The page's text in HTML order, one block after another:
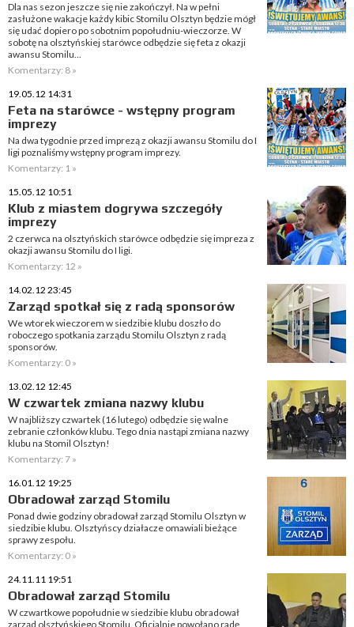
Dla nas sezon jeszcze się nie zakończył. Na w pełni
zasłużone wakacje każdy kibic Stomilu Olsztyn będzie mógł
się udać dopiero po sobotnim popołudniu-wieczorze. W
sobotę na olsztyńskiej starówce odbędzie się feta z okazji
awansu Stomilu...
Komentarzy: 8 »
19.05.12 14:31
Feta na starówce - wstępny program
imprezy
Na dwa tygodnie przed imprezą z okazji awansu Stomilu do I
ligi poznaliśmy wstępny program imprezy.
Komentarzy: 1 »
15.05.12 10:51
Klub z miastem dogrywa szczegóły
imprezy
2 czerwca na olsztyńskich starówce odbędzie się impreza z
okazji awansu Stomilu do I ligi.
Komentarzy: 12 »
14.02.12 23:45
Zarząd spotkał się z radą sponsorów
We wtorek wieczorem w siedzibie klubu doszło do
roboczego spotkania zarządu Stomilu Olsztyn z radą
sponsorów.
Komentarzy: 0 »
13.02.12 12:45
W czwartek zmiana nazwy klubu
W najbliższy czwartek (16 lutego) odbędzie się walne
zebranie członków klubu. Tego dnia nastąpi zmiana nazwy
klubu na Stomil Olsztyn!
Komentarzy: 7 »
16.01.12 19:25
Obradował zarząd Stomilu
Ponad dwie godziny obradował zarząd Stomilu Olsztyn w
siedzibie klubu. Olsztyńscy działacze omawiali bieżące
sprawy zespołu.
Komentarzy: 0 »
24.11.11 19:51
Obradował zarząd Stomilu
W czwartkowe popołudnie w siedzibie klubu obradował
zarząd olsztyńskiego Stomilu. Oficjalnie powołano radę